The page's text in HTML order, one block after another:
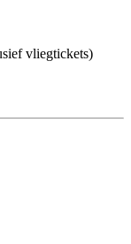
vliegtickets)